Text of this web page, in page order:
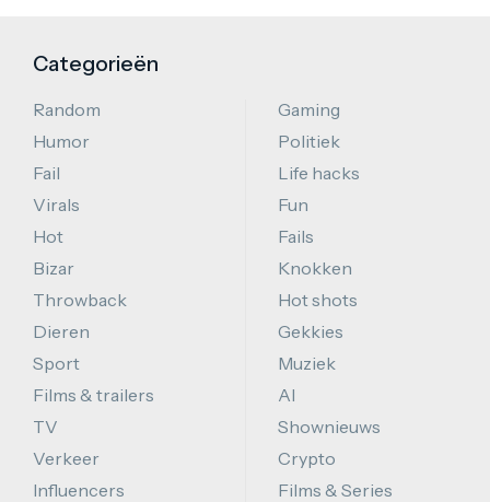
Categorieën
Random
Humor
Fail
Virals
Hot
Bizar
Throwback
Dieren
Sport
Films & trailers
TV
Verkeer
Influencers
Gaming
Politiek
Life hacks
Fun
Fails
Knokken
Hot shots
Gekkies
Muziek
AI
Shownieuws
Crypto
Films & Series